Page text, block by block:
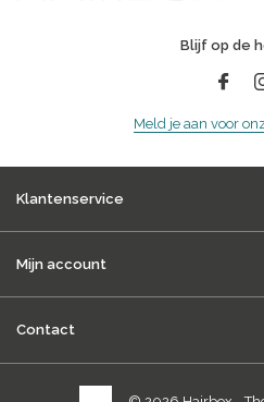
Blijf op de
Meld je aan voor
Klantenservice
Mijn account
Contact